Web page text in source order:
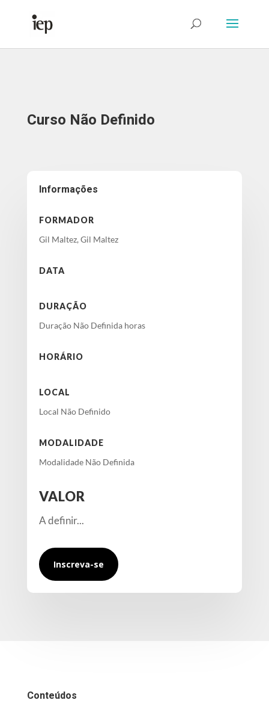
Curso Não Definido
Informações
FORMADOR
Gil Maltez, Gil Maltez
DATA
DURAÇÃO
Duração Não Definida horas
HORÁRIO
LOCAL
Local Não Definido
MODALIDADE
Modalidade Não Definida
VALOR
A definir...
Inscreva-se
Conteúdos